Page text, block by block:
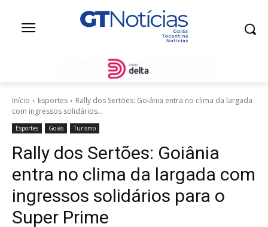
Início Esportes
Rally dos Sertões: Goiânia entra no clima da largada
com ingressos solidários...
Esportes Goiás Turismo
Rally dos Sertões: Goiânia
entra no clima da largada com
ingressos solidários para o
Super Prime